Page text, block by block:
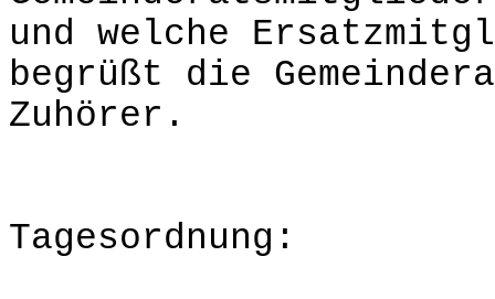
und welche
begrüßt die
Zuhörer.
Tagesordnung: